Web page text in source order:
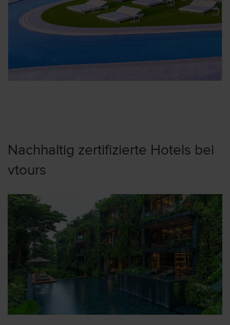
Nachhaltig zertifizierte Hotels bei
vtours